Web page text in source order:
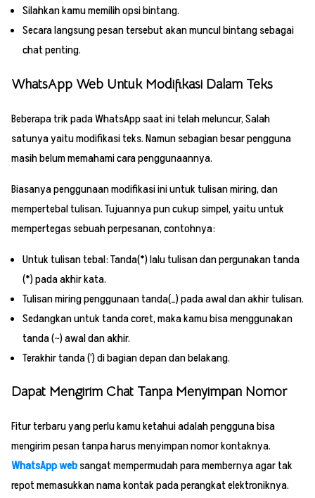
Silahkan kamu memilih opsi bintang.
Secara langsung pesan tersebut akan muncul bintang sebagai
chat penting.
WhatsApp Web Untuk Modifikasi Dalam Teks
Beberapa trik pada WhatsApp saat ini telah meluncur, Salah
satunya yaitu modifikasi teks. Namun sebagian besar pengguna
masih belum memahami cara penggunaannya.
Biasanya penggunaan modifikasi ini untuk tulisan miring, dan
mempertebal tulisan. Tujuannya pun cukup simpel, yaitu untuk
mempertegas sebuah perpesanan, contohnya:
Untuk tulisan tebal: Tanda(*) lalu tulisan dan pergunakan tanda
(*) pada akhir kata.
Tulisan miring penggunaan tanda(_) pada awal dan akhir tulisan.
Sedangkan untuk tanda coret, maka kamu bisa menggunakan
tanda (~) awal dan akhir.
Terakhir tanda (‘) di bagian depan dan belakang.
Dapat Mengirim Chat Tanpa Menyimpan Nomor
Fitur terbaru yang perlu kamu ketahui adalah pengguna bisa
mengirim pesan tanpa harus menyimpan nomor kontaknya.
WhatsApp websangat mempermudah para membernya agar tak
repot memasukkan nama kontak pada perangkat elektroniknya.